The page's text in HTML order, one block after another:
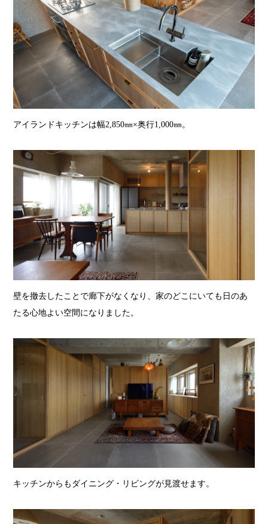
アイランドキッチンは幅2,850㎜×奥行1,000㎜。
壁を撤去したことで廊下がなくなり、家のどこにいても日のあ
たる心地よい空間になりました。
キッチンからもダイニング・リビングが見渡せます。